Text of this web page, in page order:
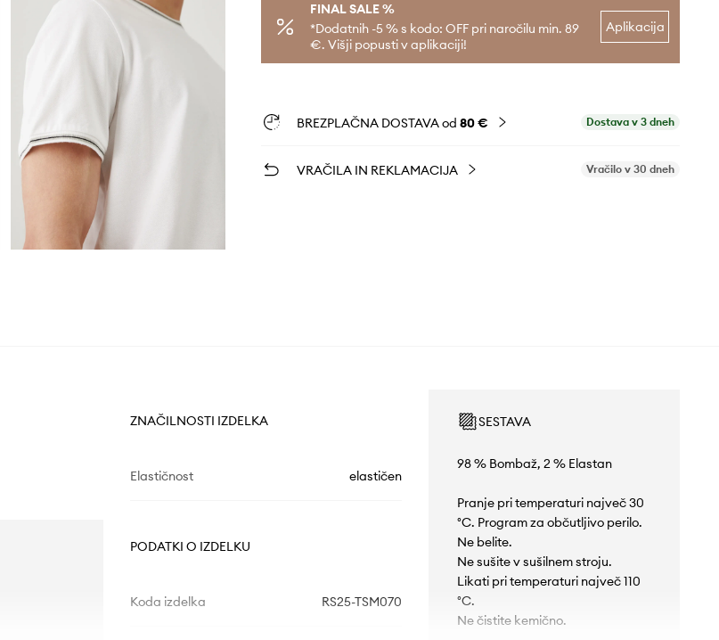
FINAL SALE %
*Dodatnih -5 % s kodo: OFF pri naročilu min. 89
€. Višji popusti v aplikaciji!
Aplikacija
BREZPLAČNA DOSTAVA od 80 € Dostava v 3 dneh
VRAČILA IN REKLAMACIJA Vračilo v 30 dneh
ZNAČILNOSTI IZDELKA
Elastičnost elastičen
PODATKI O IZDELKU
Koda izdelka RS25-TSM070
SESTAVA
98 % Bombaž, 2 % Elastan
Pranje pri temperaturi največ 30
°C. Program za občutljivo perilo.
Ne belite.
Ne sušite v sušilnem stroju.
Likati pri temperaturi največ 110
°C.
Ne čistite kemično.